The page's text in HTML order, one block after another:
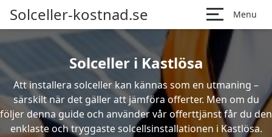
Solceller-kostnad.se Menu
Solceller i Kastlösa
Att installera solceller kan kännas som en utmaning –
särskilt när det gäller att jämföra offerter. Men om du
följer denna guide och använder vår offerttjänst får du den
enklaste och tryggaste solcellsinstallationen i Kastlösa.